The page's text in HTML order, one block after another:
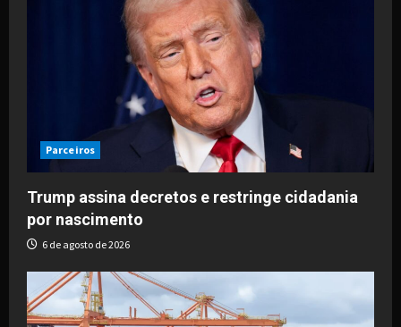
Parceiros
Trump assina decretos e restringe cidadania
por nascimento
6 de agosto de 2026